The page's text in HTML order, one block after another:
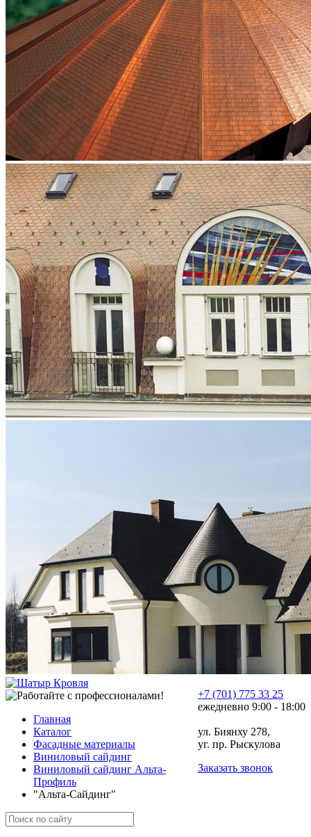
+7 (701) 775 33 25
ежедневно 9:00 - 18:00
ул. Биянху 278,
уг. пр. Рыскулова
Заказать звонок
Главная
Каталог
Фасадные материалы
Виниловый сайдинг
Виниловый сайдинг Альта-
Профиль
"Альта-Сайдинг"